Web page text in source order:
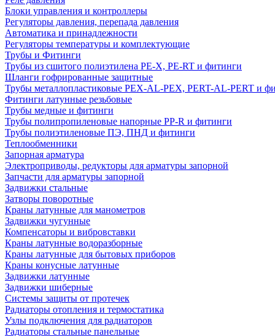
Блоки управления и контроллеры
Регуляторы давления, перепада давления
Автоматика и принадлежности
Регуляторы температуры и комплектующие
Трубы и Фитинги
Трубы из сшитого полиэтилена PE-X, PE-RT и фитинги
Шланги гофрированные защитные
Трубы металлопластиковые PEX-AL-PEX, PERT-AL-PERT и
Фитинги латунные резьбовые
Трубы медные и фитинги
Трубы полипропиленовые напорные PP-R и фитинги
Трубы полиэтиленовые ПЭ, ПНД и фитинги
Теплообменники
Запорная арматура
Электроприводы, редукторы для арматуры запорной
Запчасти для арматуры запорной
Задвижки стальные
Затворы поворотные
Краны латунные для манометров
Задвижки чугунные
Компенсаторы и вибровставки
Краны латунные водоразборные
Краны латунные для бытовых приборов
Краны конусные латунные
Задвижки латунные
Задвижки шиберные
Системы защиты от протечек
Радиаторы отопления и термостатика
Узлы подключения для радиаторов
Радиаторы стальные панельные